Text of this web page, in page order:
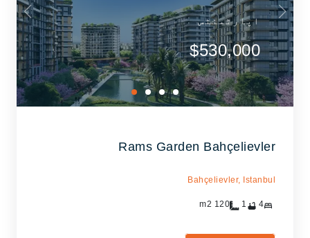
اپارٹمنٹس
$530,000
Rams Garden Bahçelievler
Bahçelievler, Istanbul
4
1
120